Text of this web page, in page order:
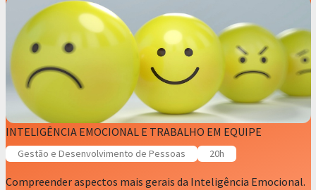
INTELIGÊNCIA EMOCIONAL E TRABALHO EM EQUIPE
Gestão e Desenvolvimento de Pessoas 20h
Compreender aspectos mais gerais da Inteligência Emocional.